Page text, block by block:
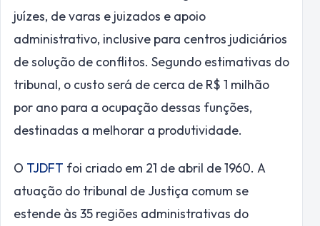
juízes, de varas e juizados e apoio
administrativo, inclusive para centros judiciários
de solução de conflitos. Segundo estimativas do
tribunal, o custo será de cerca de R$ 1 milhão
por ano para a ocupação dessas funções,
destinadas a melhorar a produtividade.
O TJDFT foi criado em 21 de abril de 1960. A
atuação do tribunal de Justiça comum se
estende às 35 regiões administrativas do